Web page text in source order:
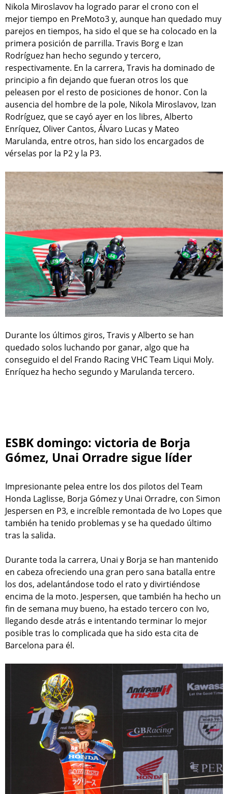
Nikola Miroslavov ha logrado parar el crono con el
mejor tiempo en PreMoto3 y, aunque han quedado muy
parejos en tiempos, ha sido el que se ha colocado en la
primera posición de parrilla. Travis Borg e Izan
Rodríguez han hecho segundo y tercero,
respectivamente. En la carrera, Travis ha dominado de
principio a fin dejando que fueran otros los que
peleasen por el resto de posiciones de honor. Con la
ausencia del hombre de la pole, Nikola Miroslavov, Izan
Rodríguez, que se cayó ayer en los libres, Alberto
Enríquez, Oliver Cantos, Álvaro Lucas y Mateo
Marulanda, entre otros, han sido los encargados de
vérselas por la P2 y la P3.
Durante los últimos giros, Travis y Alberto se han
quedado solos luchando por ganar, algo que ha
conseguido el del Frando Racing VHC Team Liqui Moly.
Enríquez ha hecho segundo y Marulanda tercero.
ESBK domingo: victoria de Borja
Gómez, Unai Orradre sigue líder
Impresionante pelea entre los dos pilotos del Team
Honda Laglisse, Borja Gómez y Unai Orradre, con Simon
Jespersen en P3, e increíble remontada de Ivo Lopes que
también ha tenido problemas y se ha quedado último
tras la salida.
Durante toda la carrera, Unai y Borja se han mantenido
en cabeza ofreciendo una gran pero sana batalla entre
los dos, adelantándose todo el rato y divirtiéndose
encima de la moto. Jespersen, que también ha hecho un
fin de semana muy bueno, ha estado tercero con Ivo,
llegando desde atrás e intentando terminar lo mejor
posible tras lo complicada que ha sido esta cita de
Barcelona para él.